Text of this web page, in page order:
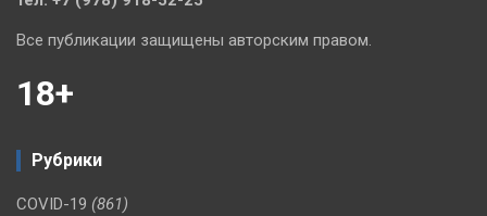
Все публикации защищены авторским правом.
18+
Рубрики
COVID-19 (861)